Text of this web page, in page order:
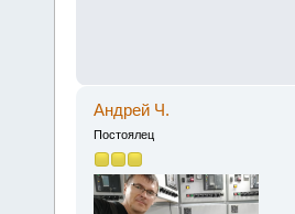
Андрей Ч.
Постоялец